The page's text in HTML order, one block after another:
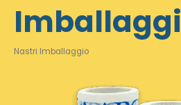
Nastri Imballaggio